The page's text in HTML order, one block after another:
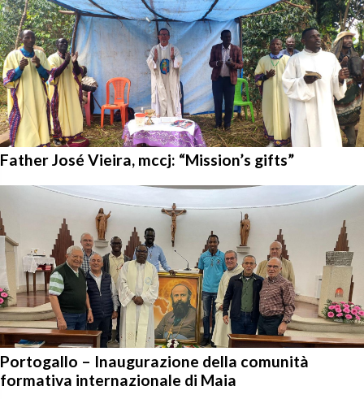
Father José Vieira, mccj: “Mission’s gifts”
Portogallo – Inaugurazione della comunità
formativa internazionale di Maia